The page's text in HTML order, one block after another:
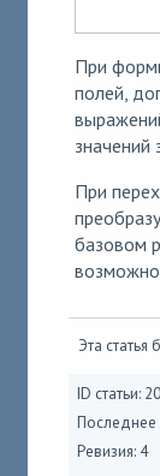
При
полей,
значений
При
базовом
Эта статья
ID статьи:
Последнее
Ревизия: 4